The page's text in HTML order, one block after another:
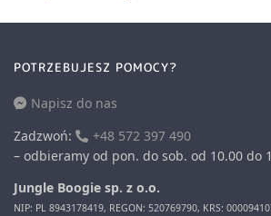
POTRZEBUJESZ POMOCY?
Napisz do nas
Zadzwoń:
+48 572 397 490
– odbieramy od pon. do sob. od 10.00 do
Jungle Boogie sp. z o.o.
NIP: PL 8943178419, REGON: 520769790, KRS: